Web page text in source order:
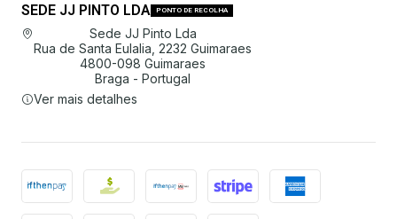
SEDE JJ PINTO LDA PONTO DE RECOLHA
Sede JJ Pinto Lda
Rua de Santa Eulalia, 2232 Guimaraes
4800-098 Guimaraes
Braga - Portugal
Ver mais detalhes